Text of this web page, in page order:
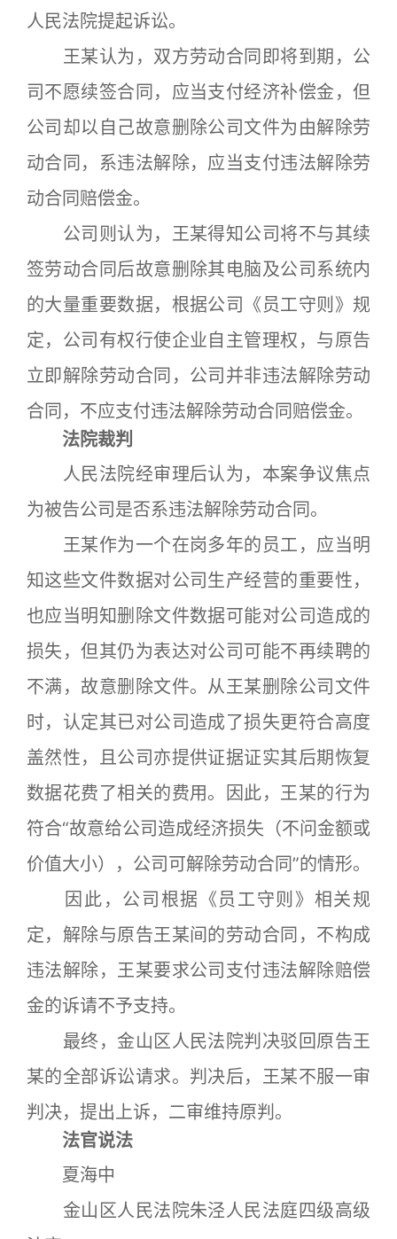
人民法院提起诉讼。
王某认为，双方劳动合同即将到期，公
司不愿续签合同，应当支付经济补偿金，但
公司却以自己故意删除公司文件为由解除劳
动合同，系违法解除，应当支付违法解除劳
动合同赔偿金。
公司则认为，王某得知公司将不与其续
签劳动合同后故意删除其电脑及公司系统内
的大量重要数据，根据公司《员工守则》规
定，公司有权行使企业自主管理权，与原告
立即解除劳动合同，公司并非违法解除劳动
合同，不应支付违法解除劳动合同赔偿金。
法院裁判
人民法院经审理后认为，本案争议焦点
为被告公司是否系违法解除劳动合同。
王某作为一个在岗多年的员工，应当明
知这些文件数据对公司生产经营的重要性，
也应当明知删除文件数据可能对公司造成的
损失，但其仍为表达对公司可能不再续聘的
不满，故意删除文件。从王某删除公司文件
时，认定其已对公司造成了损失更符合高度
盖然性，且公司亦提供证据证实其后期恢复
数据花费了相关的费用。因此，王某的行为
符合“故意给公司造成经济损失（不问金额或
价值大小），公司可解除劳动合同”的情形。
因此，公司根据《员工守则》相关规
定，解除与原告王某间的劳动合同，不构成
违法解除，王某要求公司支付违法解除赔偿
金的诉请不予支持。
最终，金山区人民法院判决驳回原告王
某的全部诉讼请求。判决后，王某不服一审
判决，提出上诉，二审维持原判。
法官说法
夏海中
金山区人民法院朱泾人民法庭四级高级